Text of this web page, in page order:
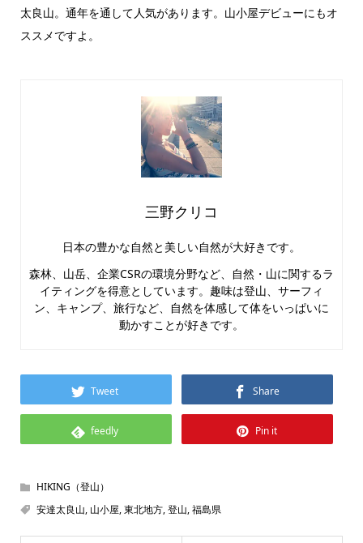
太良山。通年を通して人気があります。山小屋デビューにもオ
ススメですよ。
三野クリコ
日本の豊かな自然と美しい自然が大好きです。
森林、山岳、企業CSRの環境分野など、自然・山に関するラ
イティングを得意としています。趣味は登山、サーフィ
ン、キャンプ、旅行など、自然を体感して体をいっぱいに
動かすことが好きです。
Tweet Share
feedly Pin it
HIKING（登山）
安達太良山, 山小屋,東北地方,登山,福島県